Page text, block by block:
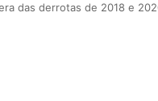
das derrotas de 2018 e